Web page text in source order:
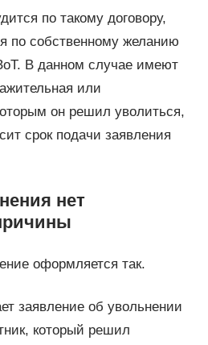
по такому договору,
по собственному желанию
В данном случае имеют
или
он решил уволиться,
срок подачи заявления
нет
оформляется так.
заявление об увольнении
который решил